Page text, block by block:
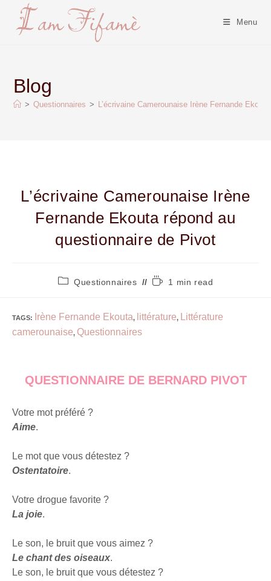
Menu
Blog
> Questionnaires > L’écrivaine Camerounaise Irène Fernande
L’écrivaine Camerounaise Irène
Fernande Ekouta répond au
questionnaire de Pivot
Questionnaires 1 min read
TAGS: Irène Fernande Ekouta, littérature,
Littérature
camerounaise, Questionnaires
QUESTIONNAIRE DE BERNARD PIVOT
Votre mot préféré ?
Aime.
Le mot que vous détestez ?
Ostentatoire.
Votre drogue favorite ?
La joie.
Le son, le bruit que vous aimez ?
Le chant des oiseaux.
Le son, le bruit que vous détestez ?